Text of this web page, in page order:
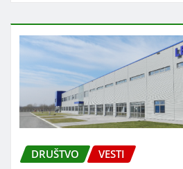
DRUŠTVO VESTI